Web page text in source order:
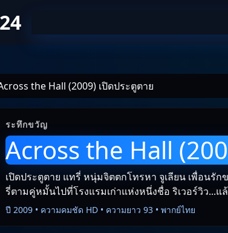
the Hall (2009) เปิดประตูตาย
ระทึกขวัญ
Across the Hall
เปิดประตูตาย แทรี่ หนุ่มจิตตกโทรหา จูเลียน เพื่อนรั
รี่ตามคู่หมั้นไปที่โรงแรมเก่าแห่งหนึ่งชื่อ ริเวอร์วิว...
ปี 2009 • ความคมชัด HD • ความยาว 93 • พากย์ไทย